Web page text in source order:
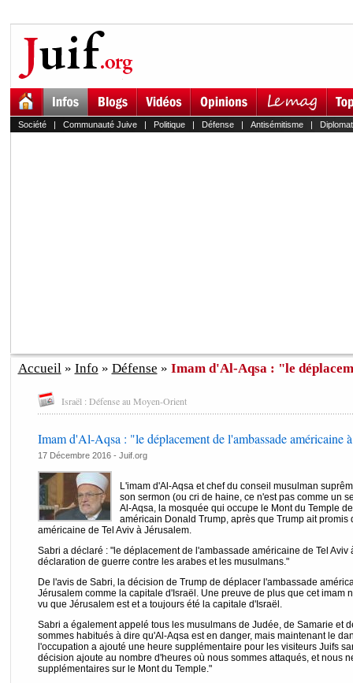
Société| Communauté Juive| Politique| Défense| Antisémitisme|
Accueil» Info » Défense » Imam d'Al-Aqsa : "le
Israël : Défense au Moyen-Orient
Imam d'Al-Aqsa : "le déplacement de l'ambassade américaine
17 Décembre 2016 - Juif.org
L'imam d'Al-Aqsa et chef du conseil musulman
son sermon (ou cri de haine, ce n'est pas comme un
Al-Aqsa, la mosquée qui occupe le Mont du Temple
américain Donald Trump, après que Trump ait
américaine de Tel Aviv à Jérusalem.
Sabri a déclaré : "le déplacement de l'ambassade américaine de Tel Aviv
déclaration de guerre contre les arabes et les musulmans."
De l'avis de Sabri, la décision de Trump de déplacer l'ambassade
Jérusalem comme la capitale d'Israël. Une preuve de plus que cet imam
vu que Jérusalem est et a toujours été la capitale d'Israël.
Sabri a également appelé tous les musulmans de Judée, de Samarie et
sommes habitués à dire qu'Al-Aqsa est en danger, mais maintenant le
l'occupation a ajouté une heure supplémentaire pour les visiteurs Juifs
décision ajoute au nombre d'heures où nous sommes attaqués, et nous
supplémentaires sur le Mont du Temple."